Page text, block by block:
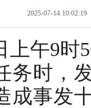
2025-07-14
上午9
务时，
成事发